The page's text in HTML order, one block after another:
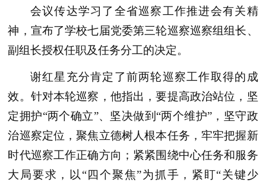
会议传达学习了全省巡察工作推进会有关精
神，宣布了学校七届党委第三轮巡察巡察组组长、
副组长授权任职及任务分工的决定。
谢红星充分肯定了前两轮巡察工作取得的成
效。针对本轮巡察，他指出，要提高政治站位，坚
定拥护“两个确立”、坚决做到“两个维护”，坚守政
治巡察定位，聚焦立德树人根本任务，牢牢把握新
时代巡察工作正确方向；紧紧围绕中心任务和服务
大局要求，以“四个聚焦”为抓手，紧盯“关键少